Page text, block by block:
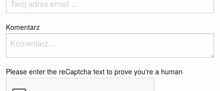
Komentarz
Please enter the reCaptcha text to prove you're a human